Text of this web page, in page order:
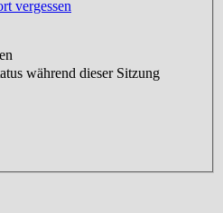
vergessen
während dieser Sitzung